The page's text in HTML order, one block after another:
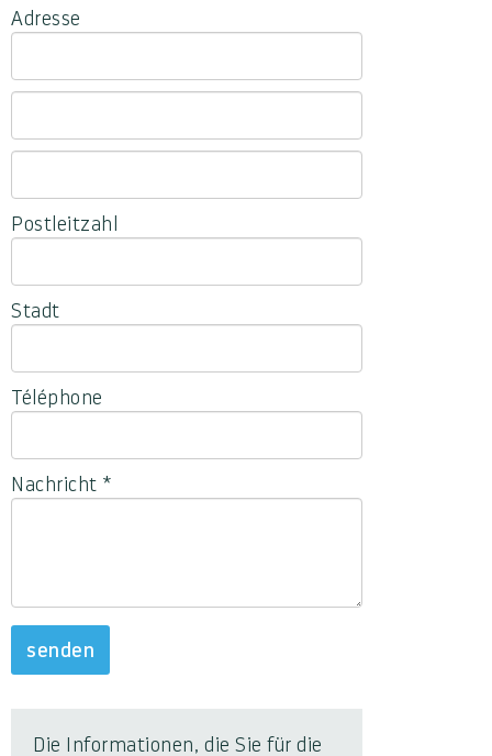
Adresse
Postleitzahl
Stadt
Téléphone
Nachricht *
senden
Die Informationen, die Sie für die